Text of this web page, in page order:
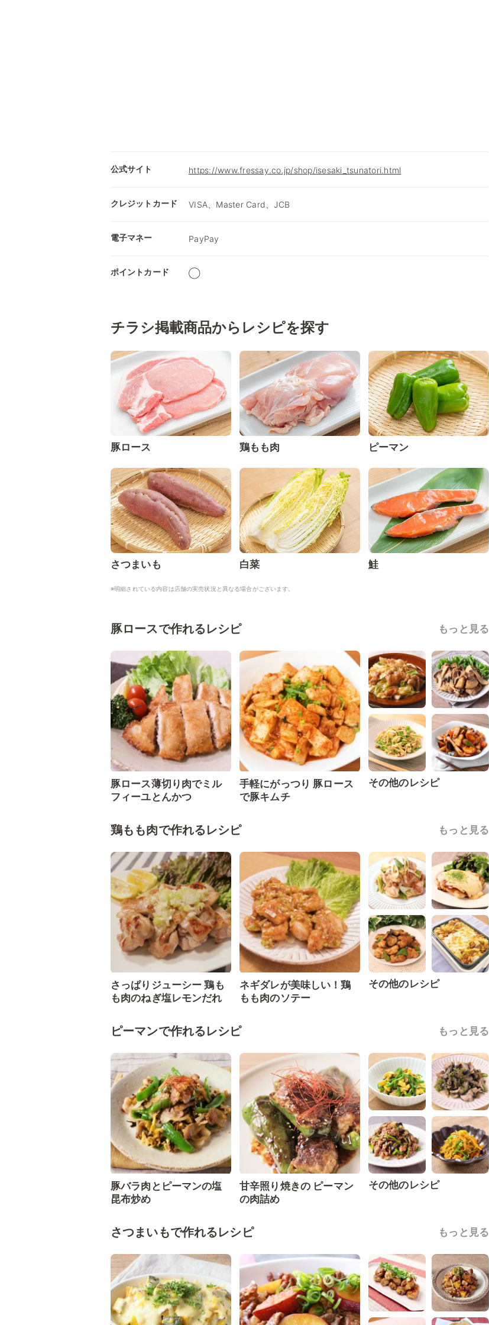
公式サイト https://www.fressay.co.jp/shop/isesaki_tsunatori.html
クレジットカード VISA、Master Card、JCB
電子マネー PayPay
ポイントカード ◯
チラシ掲載商品からレシピを探す
豚ロース 鶏もも肉 ピーマン
さつまいも 白菜 鮭
※明細されている内容は店舗の実売状況と異なる場合がございます。
豚ロースで作れるレシピ もっと見る
豚ロース薄切り肉でミル
フィーユとんかつ
手軽にがっつり 豚ロース
で豚キムチ
その他のレシピ
鶏もも肉で作れるレシピ もっと見る
さっぱりジューシー 鶏も
も肉のねぎ塩レモンだれ
ネギダレが美味しい！鶏
もも肉のソテー
その他のレシピ
ピーマンで作れるレシピ もっと見る
豚バラ肉とピーマンの塩
昆布炒め
甘辛照り焼きの ピーマン
の肉詰め
その他のレシピ
さつまいもで作れるレシピ もっと見る